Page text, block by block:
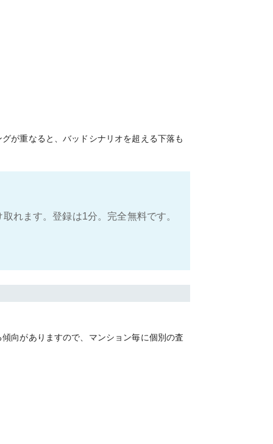
が重なると、バッドシナリオを超える下落も
れます。登録は1分。完全無料です。
向がありますので、マンション毎に個別の査